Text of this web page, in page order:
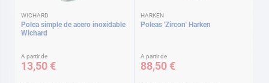
WICHARD
Polea simple de acero inoxidable
Wichard
A partir de
13,50 €
HARKEN
Poleas 'Zircon' Harken
A partir de
88,50 €